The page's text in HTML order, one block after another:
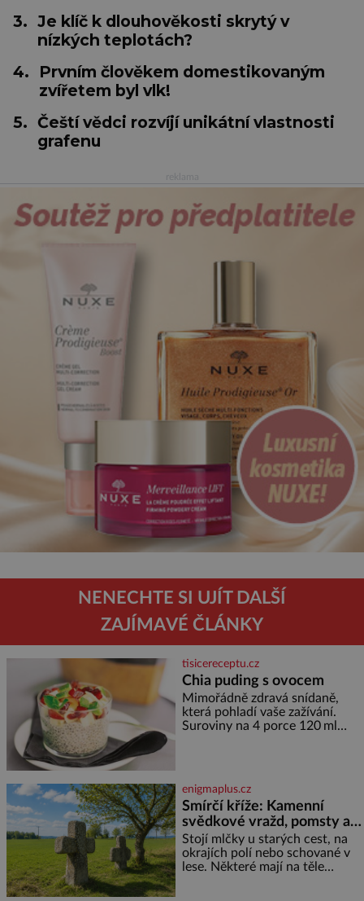
3. Je klíč k dlouhověkosti skrytý v
nízkých teplotách?
4.
Prvním člověkem domestikovaným
zvířetem byl vlk!
5. Čeští vědci rozvíjí unikátní vlastnosti
grafenu
NENECHTE SI UJÍT DALŠÍ
ZAJÍMAVÉ ČLÁNKY
tisicereceptu.cz
Chia puding s ovocem
Mimořádně zdravá snídaně,
která pohladí vaše zažívání.
Suroviny na 4 porce 120 ml
nasypeme chia semí
enigmaplus.cz
Smírčí kříže: Kamenní
svědkové vražd, pomsty a
dávných vin
Stojí mlčky u starých cest, na
okrajích polí nebo schované v
lese. Některé mají na těle